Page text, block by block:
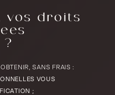
vos droits
?
SANS FRAIS :
VOUS
;